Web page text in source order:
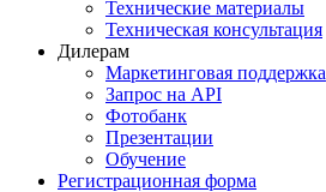
Технические материалы
Техническая консультация
Дилерам
Маркетинговая поддержка
Запрос на API
Фотобанк
Презентации
Обучение
Регистрационная форма